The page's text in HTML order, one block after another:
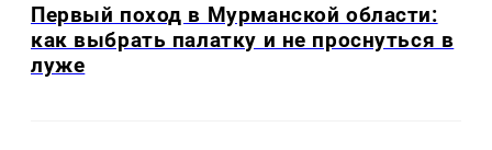
Первый поход в Мурманской области:
как выбрать палатку и не проснуться в
луже